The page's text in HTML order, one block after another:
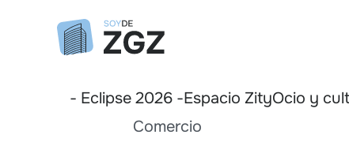
- Eclipse 2026 -Espacio ZityOcio y
Comercio